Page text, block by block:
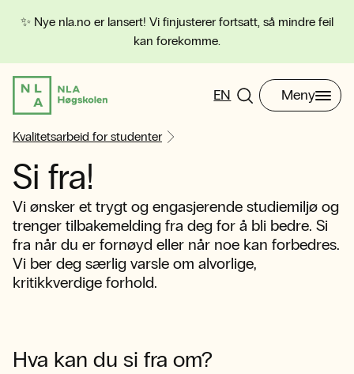
✨ Nye nla.no er lansert! Vi finjusterer fortsatt, så mindre feil
kan forekomme.
EN Meny
Kvalitetsarbeid for studenter
Si fra!
Vi ønsker et trygt og engasjerende studiemiljø og
trenger tilbakemelding fra deg for å bli bedre. Si
fra når du er fornøyd eller når noe kan forbedres.
Vi ber deg særlig varsle om alvorlige,
kritikkverdige forhold.
Hva kan du si fra om?